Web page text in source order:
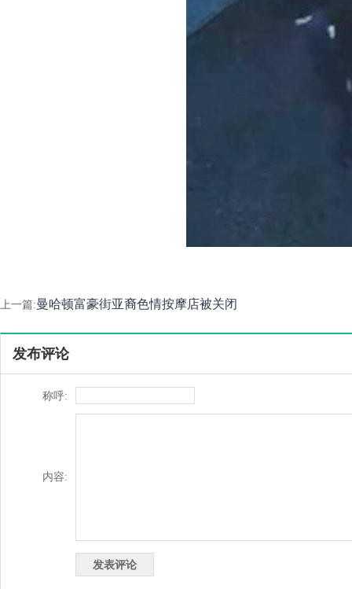
上一篇:曼哈顿富豪街亚裔色情按摩店被关闭
发布评论
称呼:
内容: